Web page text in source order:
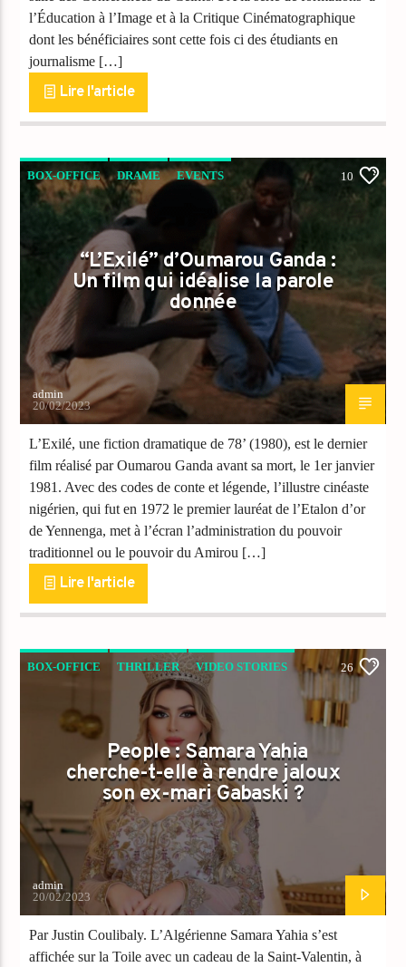
l’Éducation à l’Image et à la Critique Cinématographique
dont les bénéficiaires sont cette fois ci des étudiants en
journalisme […]
Lire l'article
BOX-OFFICE DRAME EVENTS
FILMS CHRÉTIENS
10
“L’Exilé” d’Oumarou Ganda :
Un film qui idéalise la parole
donnée
admin
20/02/2023
L’Exilé, une fiction dramatique de 78’ (1980), est le dernier
film réalisé par Oumarou Ganda avant sa mort, le 1er janvier
1981. Avec des codes de conte et légende, l’illustre cinéaste
nigérien, qui fut en 1972 le premier lauréat de l’Etalon d’or
de Yennenga, met à l’écran l’administration du pouvoir
traditionnel ou le pouvoir du Amirou […]
Lire l'article
BOX-OFFICE THRILLER VIDEO STORIES 26
People : Samara Yahia
cherche-t-elle à rendre jaloux
son ex-mari Gabaski ?
admin
20/02/2023
Par Justin Coulibaly. L’Algérienne Samara Yahia s’est
affichée sur la Toile avec un cadeau de la Saint-Valentin, à